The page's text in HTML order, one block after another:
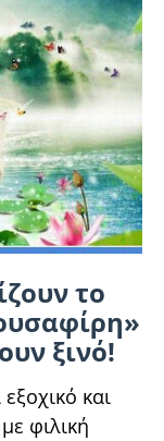
το
ξινό!
και
φιλική